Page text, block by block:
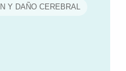
Y DAÑO CEREBRAL